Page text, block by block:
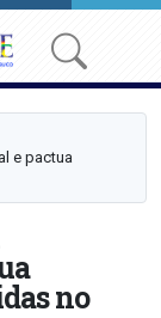
e pactua
no